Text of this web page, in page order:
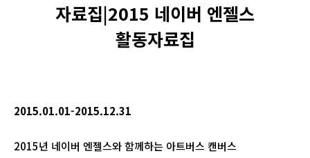
자료집|2015 네이버 엔젤스
활동자료집
2015.01.01-2015.12.31
2015년 네이버 엔젤스와 함께하는 아트버스 캔버스